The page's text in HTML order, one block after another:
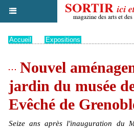
Accueil Expositions
Nouvel
jardin du musée
Evêché de
Seize ans après l'inauguration du